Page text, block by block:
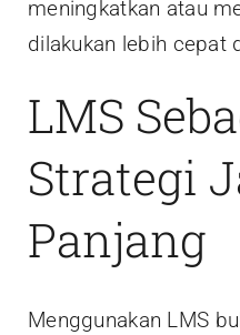
meningkatkan atau
dilakukan lebih cepat
LMS
Strategi
Panjang
Menggunakan LMS